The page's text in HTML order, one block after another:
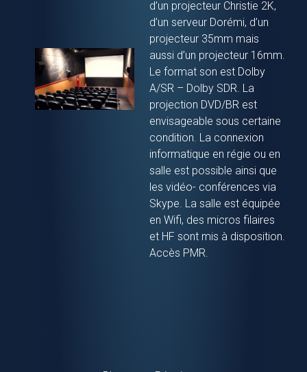
d’un projecteur Christie 2K,
d’un serveur Dorémi, d’un
projecteur 35mm mais
aussi d’un projecteur 16mm.
Le format son est Dolby
A/SR – Dolby SDR. La
projection DVD/BR est
envisageable sous certaine
condition. La connexion
informatique en régie ou en
salle est possible ainsi que
les vidéo- conférences via
Skype. La salle est équipée
en Wifi, des micros filaires
et HF sont mis à disposition.
Accès PMR.